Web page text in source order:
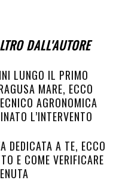
DALL'AUTORE
LUNGO IL PRIMO
MARE, ECCO
AGRONOMICA
L’INTERVENTO
DEDICATA A TE, ECCO
E COME VERIFICARE